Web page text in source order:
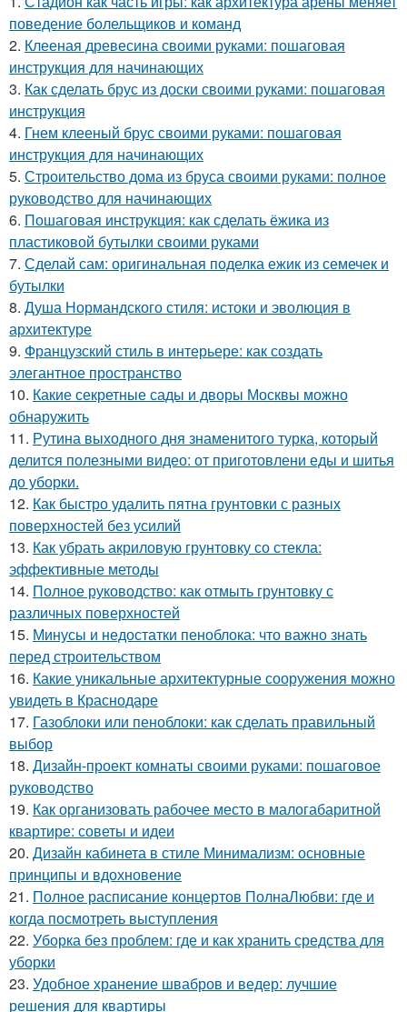
поведение болельщиков и команд
2. Клееная древесина своими руками: пошаговая
инструкция для начинающих
3. Как сделать брус из доски своими руками: пошаговая
инструкция
4. Гнем клееный брус своими руками: пошаговая
инструкция для начинающих
5. Строительство дома из бруса своими руками: полное
руководство для начинающих
6. Пошаговая инструкция: как сделать ёжика из
пластиковой бутылки своими руками
7. Сделай сам: оригинальная поделка ежик из семечек и
бутылки
8. Душа Нормандского стиля: истоки и эволюция в
архитектуре
9. Французский стиль в интерьере: как создать
элегантное пространство
10. Какие секретные сады и дворы Москвы можно
обнаружить
11. Рутина выходного дня знаменитого турка, который
делится полезными видео: от приготовлени еды и шитья
до уборки.
12. Как быстро удалить пятна грунтовки с разных
поверхностей без усилий
13. Как убрать акриловую грунтовку со стекла:
эффективные методы
14. Полное руководство: как отмыть грунтовку с
различных поверхностей
15. Минусы и недостатки пеноблока: что важно знать
перед строительством
16. Какие уникальные архитектурные сооружения можно
увидеть в Краснодаре
17. Газоблоки или пеноблоки: как сделать правильный
выбор
18. Дизайн-проект комнаты своими руками: пошаговое
руководство
19. Как организовать рабочее место в малогабаритной
квартире: советы и идеи
20. Дизайн кабинета в стиле Минимализм: основные
принципы и вдохновение
21. Полное расписание концертов ПолнаЛюбви: где и
когда посмотреть выступления
22. Уборка без проблем: где и как хранить средства для
уборки
23. Удобное хранение швабров и ведер: лучшие
решения для квартиры